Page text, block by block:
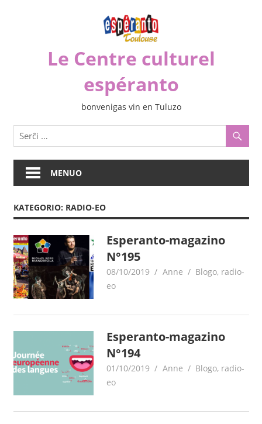
Le Centre culturel
espéranto
bonvenigas vin en Tuluzo
MENUO
KATEGORIO: RADIO-EO
Esperanto-magazino
N°195
08/10/2019 Anne Blogo, radio-
eo
Esperanto-magazino
N°194
01/10/2019 Anne Blogo, radio-
eo